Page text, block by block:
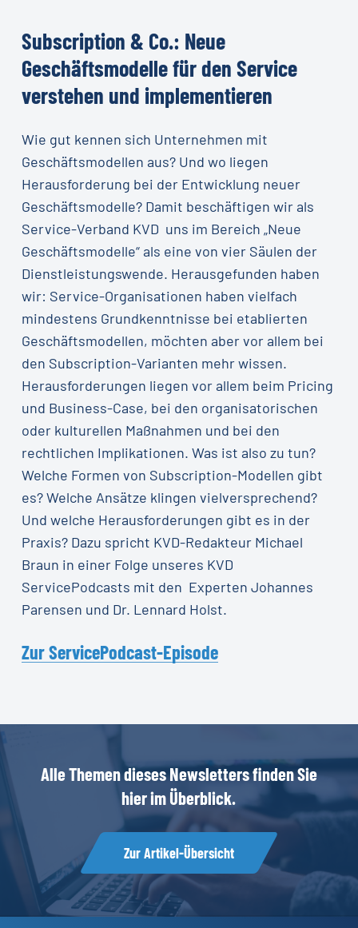
Subscription & Co.: Neue
Geschäftsmodellefürden Service
verstehen und implementieren
Wie gut kennen sich Unternehmen mit
Geschäftsmodellen aus? Und wo liegen
Herausforderung bei der Entwicklung neuer
Geschäftsmodelle? Damit beschäftigen wir als
Service-Verband KVD uns im Bereich „Neue
Geschäftsmodelle“ als eine von vier Säulen der
Dienstleistungswende. Herausgefunden haben
wir: Service-Organisationen haben vielfach
mindestens Grundkenntnisse bei etablierten
Geschäftsmodellen, möchten aber vor allem bei
den Subscription-Varianten mehr wissen.
Herausforderungen liegen vor allem beim Pricing
und Business-Case, bei den organisatorischen
oder kulturellen Maßnahmen und bei den
rechtlichen Implikationen. Was ist also zu tun?
Welche Formen von Subscription-Modellen gibt
es? Welche Ansätze klingen vielversprechend?
Und welche Herausforderungen gibt es in der
Praxis? Dazu spricht KVD-Redakteur Michael
Braun in einer Folge unseres KVD
ServicePodcasts mit den Experten Johannes
Parensen und Dr. Lennard Holst.
Zur ServicePodcast-Episode
AlleThemendiesesNewslettersfindenSie
hierimÜberblick.
Zur Artikel-Übersicht